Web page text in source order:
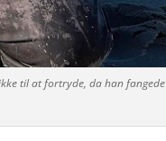
til at fortryde, da han fangede